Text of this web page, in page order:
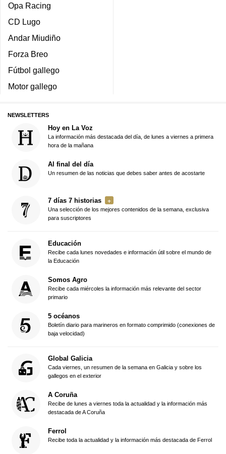
Opa Racing
CD Lugo
Andar Miudiño
Forza Breo
Fútbol gallego
Motor gallego
NEWSLETTERS
Hoy en La Voz
La información más destacada del día, de lunes a viernes a primera
hora de la mañana
Al final del día
Un resumen de las noticias que debes saber antes de acostarte
7 días 7 historias
Una selección de los mejores contenidos de la semana, exclusiva
para suscriptores
Educación
Recibe cada lunes novedades e información útil sobre el mundo de
la Educación
Somos Agro
Recibe cada miércoles la información más relevante del sector
primario
5 océanos
Boletín diario para marineros en formato comprimido (conexiones de
baja velocidad)
Global Galicia
Cada viernes, un resumen de la semana en Galicia y sobre los
gallegos en el exterior
A Coruña
Recibe de lunes a viernes toda la actualidad y la información más
destacada de A Coruña
Ferrol
Recibe toda la actualidad y la información más destacada de Ferrol